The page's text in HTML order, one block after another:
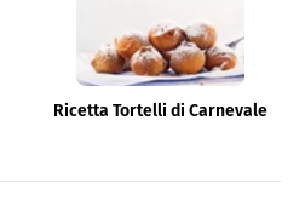
Ricetta Tortelli di Carnevale